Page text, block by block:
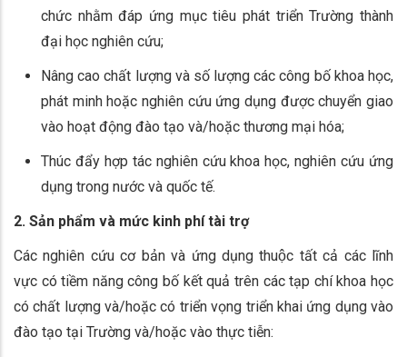
chức nhằm đáp ứng mục tiêu phát triển Trường thành
đại học nghiên cứu;
Nâng cao chất lượng và số lượng các công bố khoa học,
phát minh hoặc nghiên cứu ứng dụng được chuyển giao
vào hoạt động đào tạo và/hoặc thương mại hóa;
Thúc đẩy hợp tác nghiên cứu khoa học, nghiên cứu ứng
dụng trong nước và quốc tế.
2. Sản phẩm và mức kinh phí tài trợ
Các nghiên cứu cơ bản và ứng dụng thuộc tất cả các lĩnh
vực có tiềm năng công bố kết quả trên các tạp chí khoa học
có chất lượng và/hoặc có triển vọng triển khai ứng dụng vào
đào tạo tại Trường và/hoặc vào thực tiễn: